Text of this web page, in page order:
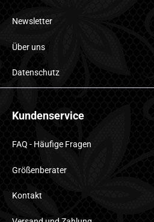
Newsletter
Über uns
Datenschutz
Kundenservice
FAQ - Häufige Fragen
Größenberater
Kontakt